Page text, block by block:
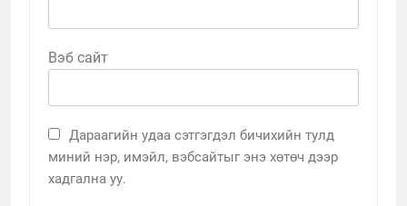
Вэб сайт
Дараагийн удаа сэтгэгдэл бичихийн тулд
миний нэр, имэйл, вэбсайтыг энэ хөтөч дээр
хадгална уу.